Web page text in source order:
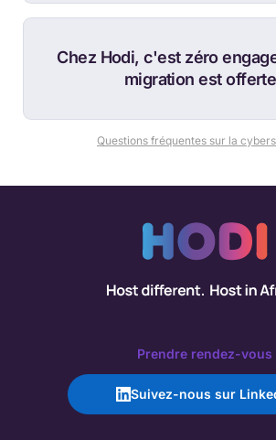
Chez Hodi, c'est zéro
migration est
Questions fréquentes sur la
Prendre rendez-vous
Suivez-nous sur